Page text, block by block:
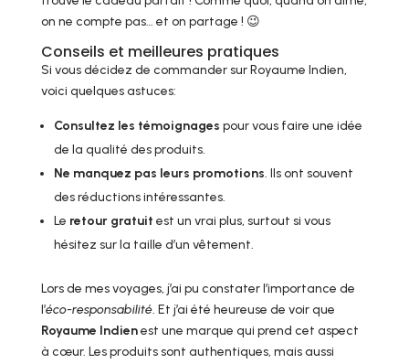
on ne compte pas… et on partage ! 😉
Conseils et meilleures pratiques
Si vous décidez de commander sur Royaume Indien,
voici quelques astuces:
Consultez les témoignages pour vous faire une idée
de la qualité des produits.
Ne manquez pas leurs promotions. Ils ont souvent
des réductions intéressantes.
Le retour gratuit est un vrai plus, surtout si vous
hésitez sur la taille d’un vêtement.
Lors de mes voyages, j’ai pu constater l’importance de
l’éco-responsabilité. Et j’ai été heureuse de voir que
Royaume Indienest une marque qui prend cet aspect
à cœur. Les produits sont authentiques, mais aussi